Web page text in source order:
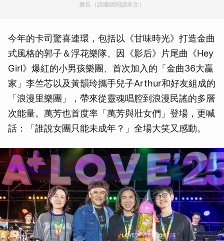
廣告（請繼續閱讀本文）
今年的卡司驚喜連環，包括以《甘味時光》打造金曲
式風格的郭子＆浮花樂隊、因《影后》片尾曲《Hey
Girl》爆紅的小男孩樂團、首次加入的「金曲36大贏
家」李竺芯以及黃韻玲攜手兒子Arthur和好友組成的
「浪漫里樂團」，帶來從靈魂唱腔到浪漫民謠的多層
次能量。萬芳也首度率「萬芳與壯女們」登場，更喊
話：「誰說女團只能未成年？」全場大笑又感動。